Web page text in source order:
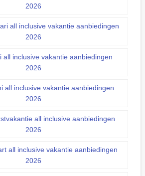
2026
all inclusive vakantie aanbiedingen
2026
all inclusive vakantie aanbiedingen
2026
all inclusive vakantie aanbiedingen
2026
all inclusive aanbiedingen
2026
all inclusive vakantie aanbiedingen
2026